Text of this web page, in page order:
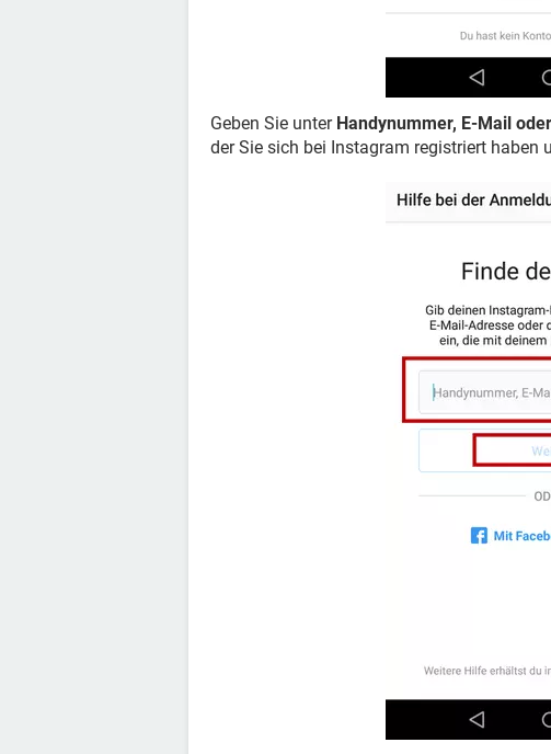
Geben Sie unter Handynummer, E-Mail
der Sie sich bei Instagram registriert haben